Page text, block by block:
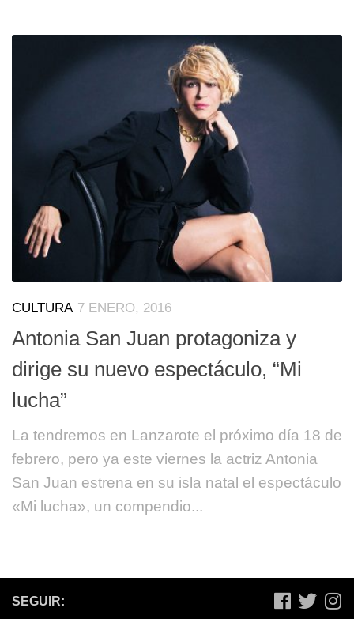
CULTURA 7 ENERO, 2016
Antonia San Juan protagoniza y
dirige su nuevo espectáculo, “Mi
lucha”
La tendremos en Lanzarote el próximo día 18 de
febrero, pero ya este viernes la actriz Antonia
San Juan estrena en su isla natal el espectáculo
«Mi lucha», un compendio...
SEGUIR: